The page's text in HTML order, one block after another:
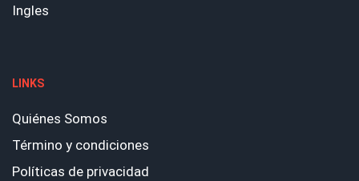
Ingles
LINKS
Quiénes Somos
Término y condiciones
Políticas de privacidad